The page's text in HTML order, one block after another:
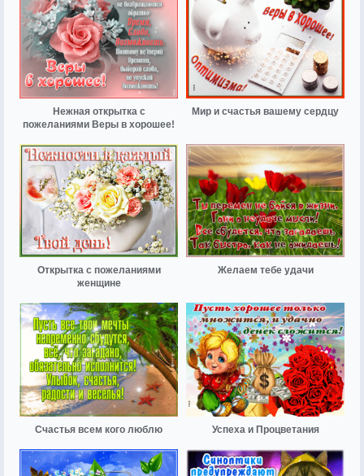
Нежная открытка с
пожеланиями Веры в хорошее!
Мир и счастья вашему сердцу
Открытка с пожеланиями
женщине
Желаем тебе удачи
Счастья всем кого люблю Успеха и Процветания